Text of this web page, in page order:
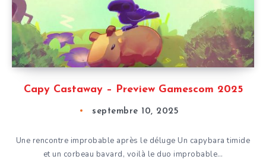
Capy Castaway – Preview Gamescom 2025
septembre 10, 2025
Une rencontre improbable après le déluge Un capybara timide
et un corbeau bavard, voilà le duo improbable…